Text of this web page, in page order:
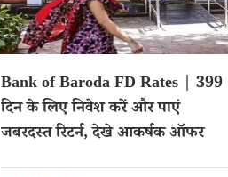
Bank of Baroda FD Rates | 399
दिन के लिए निवेश करें और पाएं
जबरदस्त रिटर्न, देखे आकर्षक ऑफर